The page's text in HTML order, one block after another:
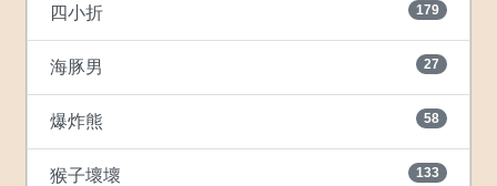
四小折 179
海豚男 27
爆炸熊 58
猴子壞壞 133